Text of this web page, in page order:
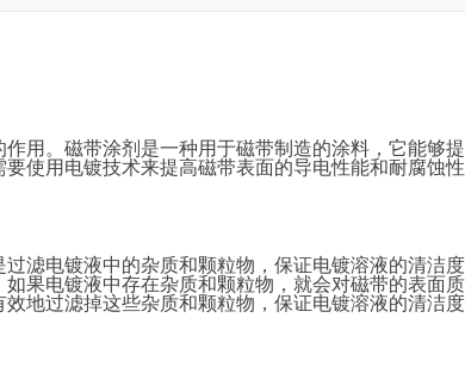
用。磁带涂剂是一种用于磁带制造的涂料，它能够
使用电镀技术来提高磁带表面的导电性能和耐腐蚀性
滤电镀液中的杂质和颗粒物，保证电镀溶液的清洁
果电镀液中存在杂质和颗粒物，就会对磁带的表面
地过滤掉这些杂质和颗粒物，保证电镀溶液的清洁